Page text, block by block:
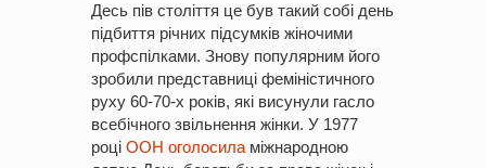
Десь пів століття це був такий собі день
підбиття річних підсумків жіночими
профспілками. Знову популярним його
зробили представниці феміністичного
руху 60-70-х років, які висунули гасло
всебічного звільнення жінки. У 1977
році ООН оголосила міжнародною